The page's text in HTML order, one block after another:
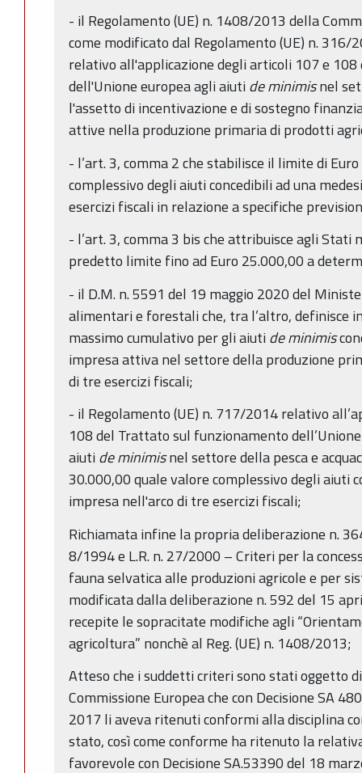
- il Regolamento (UE) n. 1408/2013 della
come modificato dal Regolamento (UE) n.
relativo all'applicazione degli articoli 107 e
dell'Unione europea agli aiutide minimisnel
l'assetto di incentivazione e di sostegno
attive nella produzione primaria di prodotti
- l’art. 3, comma 2 che stabilisce il limite di
complessivo degli aiuti concedibili ad una
esercizi fiscali in relazione a specifiche
- l’art. 3, comma 3 bis che attribuisce agli
predetto limite fino ad Euro 25.000,00 a
- il D.M. n. 5591 del 19 maggio 2020 del
alimentari e forestali che, tra l’altro, definisce
massimo cumulativo per gli aiutide minimis
impresa attiva nel settore della produzione
di tre esercizi fiscali;
- il Regolamento (UE) n. 717/2014 relativo
108 del Trattato sul funzionamento
aiutide minimisnel settore della pesca e
30.000,00 quale valore complessivo degli aiuti
impresa nell'arco di tre esercizi fiscali;
Richiamata infine la propria deliberazione n.
8/1994 e L.R. n. 27/2000 – Criteri per la
fauna selvatica alle produzioni agricole e per
modificata dalla deliberazione n. 592 del 15
recepite le sopracitate modifiche agli
agricoltura” nonchè al Reg. (UE) n. 1408/2013;
Atteso che i suddetti criteri sono stati oggetto
Commissione Europea che con Decisione SA
2017 li aveva ritenuti conformi alla disciplina
stato, così come conforme ha ritenuto la
favorevole con Decisione SA.53390 del 18